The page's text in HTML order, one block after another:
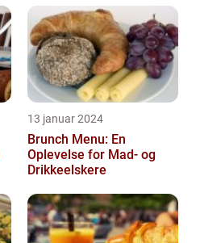
13 januar 2024
Brunch Menu: En
Oplevelse for Mad- og
Drikkeelskere